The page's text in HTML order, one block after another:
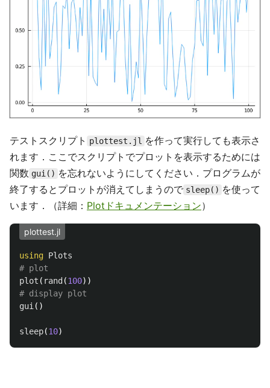
テストスクリプト plottest.jl を作って実行しても表示さ
れます．ここでスクリプトでプロットを表示するためには
関数 gui() を忘れないようにしてください．プログラムが
終了するとプロットが消えてしまうので sleep() を使って
います．（詳細： Plotドキュメンテーション）
plottest.jl
using Plots
# plot
plot ( rand (100))
# display plot
gui ()
sleep(10)